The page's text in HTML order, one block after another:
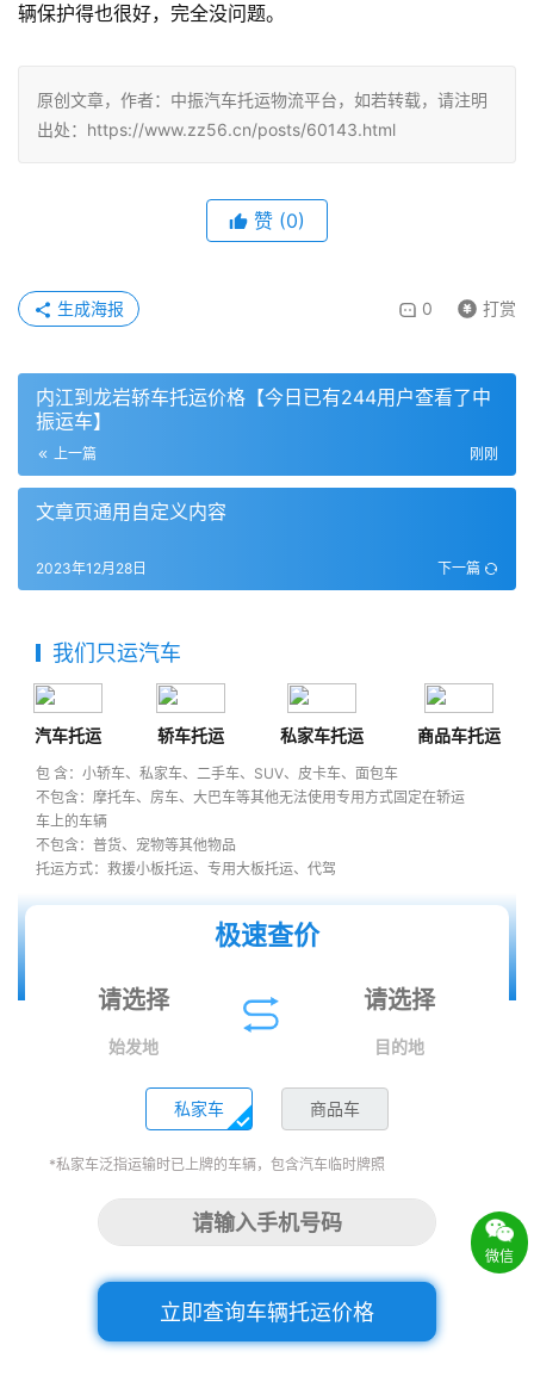
辆保护得也很好，完全没问题。
原创文章，作者：中振汽车托运物流平台，如若转载，请注明
出处：https://www.zz56.cn/posts/60143.html
赞 (0)
0 打赏
生成海报
内江到龙岩轿车托运价格【今日已有244用户查看了中
振运车】
上一篇 刚刚
文章页通用自定义内容
下一篇
2023年12月28日
我们只运汽车
汽车托运 轿车托运 私家车托运 商品车托运
包 含：小轿车、私家车、二手车、SUV、皮卡车、面包车
不包含：摩托车、房车、大巴车等其他无法使用专用方式固定在轿运
车上的车辆
不包含：普货、宠物等其他物品
托运方式：救援小板托运、专用大板托运、代驾
极速查价
始发地 目的地
私家车 商品车
*私家车泛指运输时已上牌的车辆，包含汽车临时牌照
立即查询车辆托运价格
微信